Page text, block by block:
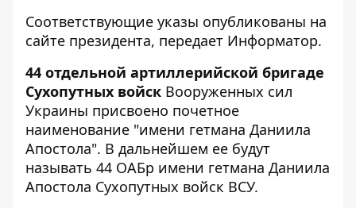
Соответствующие указы опубликованы на
сайте президента, передает Информатор.
44 отдельной артиллерийской бригаде
Сухопутных войск Вооруженных сил
Украины присвоено почетное
наименование "имени гетмана Даниила
Апостола". В дальнейшем ее будут
называть 44 ОАБр имени гетмана Даниила
Апостола Сухопутных войск ВСУ.